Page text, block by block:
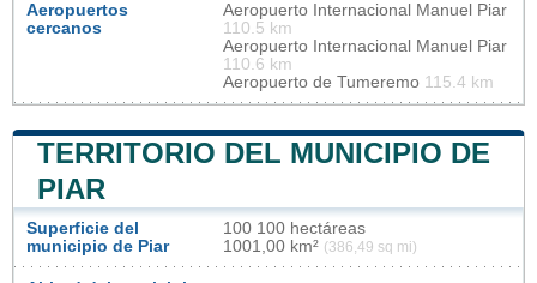
Aeropuertos
cercanos
Aeropuerto Internacional Manuel Piar
110.5 km
Aeropuerto Internacional Manuel Piar
110.6 km
Aeropuerto de Tumeremo 115.4 km
TERRITORIO DEL MUNICIPIO DE
PIAR
Superficie del
municipio de Piar
100 100 hectáreas
1001,00 km² (386,49 sq mi)